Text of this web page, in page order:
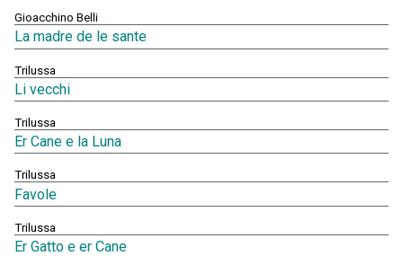
Gioacchino Belli
La madre de le sante
Trilussa
Li vecchi
Trilussa
Er Cane e la Luna
Trilussa
Favole
Trilussa
Er Gatto e er Cane